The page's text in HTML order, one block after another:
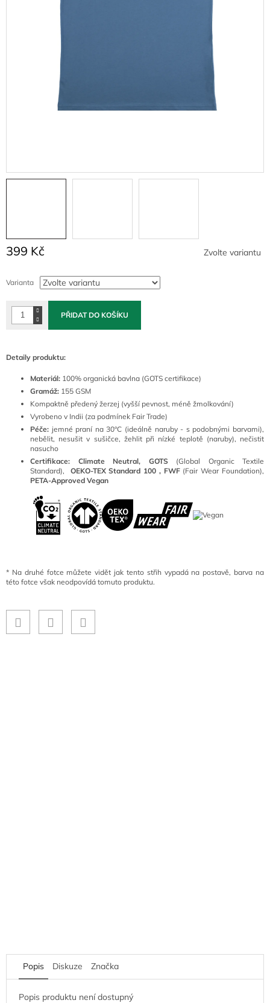
399 Kč
cena:
Zvolte variantu
Varianta
PŘIDAT DO KOŠÍKU
Detaily produktu:
Materiál: 100% organická bavlna (GOTS certifikace)
Gramáž: 155 GSM
Kompaktně předený žerzej (vyšší pevnost, méně žmolkování)
Vyrobeno v Indii (za podmínek Fair Trade)
Péče: jemné praní na 30°C (ideálně naruby - s podobnými barvami),
nebělit, nesušit v sušičce, žehlit při nízké teplotě (naruby), nečistit
nasucho
Certifikace: Climate Neutral, GOTS(Global Organic Textile
Standard),
OEKO-TEX Standard 100 , FWF (Fair Wear Foundation),
PETA-Approved Vegan
* Na druhé fotce můžete vidět jak tento střih vypadá na postavě, barva na
této fotce však neodpovídá tomuto produktu.
Popis Diskuze Značka
Popis produktu není dostupný